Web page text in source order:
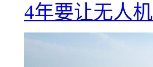
4年要让无人